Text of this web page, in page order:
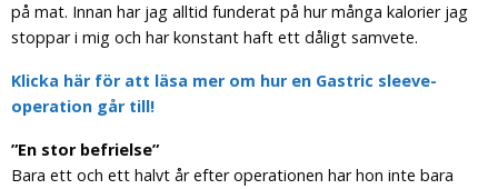
på mat. Innan har jag alltid funderat på hur många kalorier jag
stoppar i mig och har konstant haft ett dåligt samvete.
Klicka här för att läsa mer om hur en Gastric sleeve-
operation går till!
”En stor befrielse”
Bara ett och ett halvt år efter operationen har hon inte bara